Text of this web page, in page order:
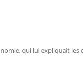
qui lui expliquait les